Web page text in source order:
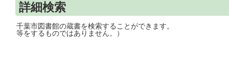
詳細検索
千葉市図書館の蔵書を検索することがで
等をするものではありません。）